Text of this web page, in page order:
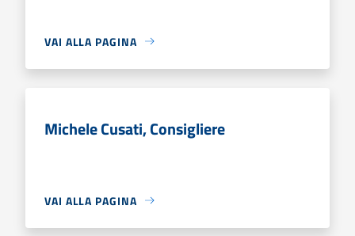
VAI ALLA PAGINA
Michele Cusati, Consigliere
VAI ALLA PAGINA